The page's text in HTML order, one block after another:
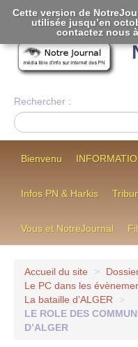
Rechercher :
Bienvenu
Infos PN & Harkis
Vous et NotreJournal
Accueil du site >
Le PC dans les
La bataille d’ALGER
>
LE ROLE DES
D’ALGER
Cette version de
utilisée jusqu’en
contactez nous